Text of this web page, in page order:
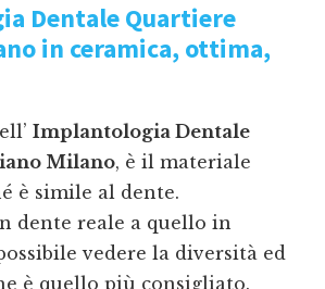
Dentale Quartiere
in ceramica, ottima,
Implantologia Dentale
Milano, è il materiale
è simile al dente.
dente reale a quello in
vedere la diversità ed
è quello più consigliato.